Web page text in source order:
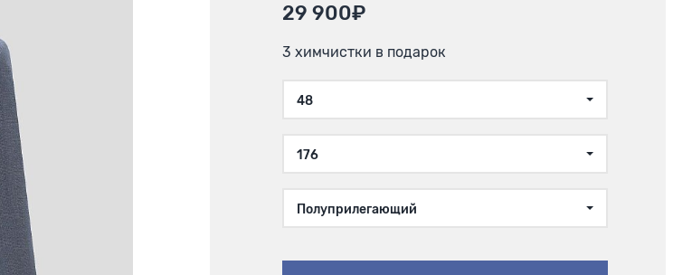
29 900₽
3 химчистки в подарок
48
176
Полуприлегающий